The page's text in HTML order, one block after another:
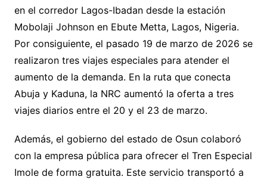
en el corredor Lagos-Ibadan desde la estación
Mobolaji Johnson en Ebute Metta, Lagos, Nigeria.
Por consiguiente, el pasado 19 de marzo de 2026 se
realizaron tres viajes especiales para atender el
aumento de la demanda. En la ruta que conecta
Abuja y Kaduna, la NRC aumentó la oferta a tres
viajes diarios entre el 20 y el 23 de marzo.
Además, el gobierno del estado de Osun colaboró
con la empresa pública para ofrecer el Tren Especial
Imole de forma gratuita. Este servicio transportó a